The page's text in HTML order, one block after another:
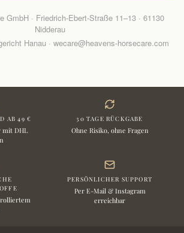
GmbH · Friedrich-Ebert-Straße 11–13 · 61130
Nidderau
Hanau · wecare@heavens-horsecare.com
AB 49 €
mit DHL
30 TAGE RÜCKGABE
Ohne Risiko, ohne Fragen
PERSÖNLICHER SUPPORT
Per E-Mail & Instagram
erreichbar